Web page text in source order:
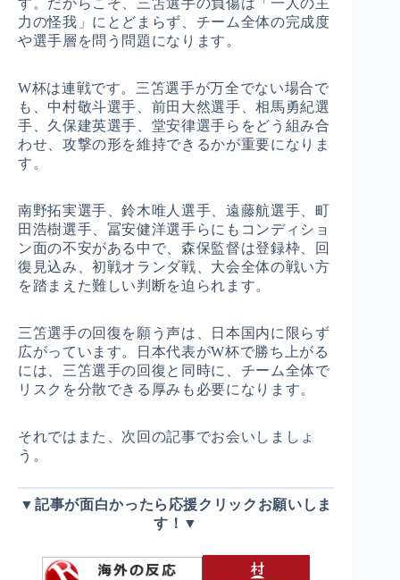
す。だからこそ、三笘選手の負傷は「一人の主
力の怪我」にとどまらず、チーム全体の完成度
や選手層を問う問題になります。
W杯は連戦です。三笘選手が万全でない場合で
も、中村敬斗選手、前田大然選手、相馬勇紀選
手、久保建英選手、堂安律選手らをどう組み合
わせ、攻撃の形を維持できるかが重要になりま
す。
南野拓実選手、鈴木唯人選手、遠藤航選手、町
田浩樹選手、冨安健洋選手らにもコンディショ
ン面の不安がある中で、森保監督は登録枠、回
復見込み、初戦オランダ戦、大会全体の戦い方
を踏まえた難しい判断を迫られます。
三笘選手の回復を願う声は、日本国内に限らず
広がっています。日本代表がW杯で勝ち上がる
には、三笘選手の回復と同時に、チーム全体で
リスクを分散できる厚みも必要になります。
それではまた、次回の記事でお会いしましょ
う。
▼記事が面白かったら応援クリックお願いしま
す！▼